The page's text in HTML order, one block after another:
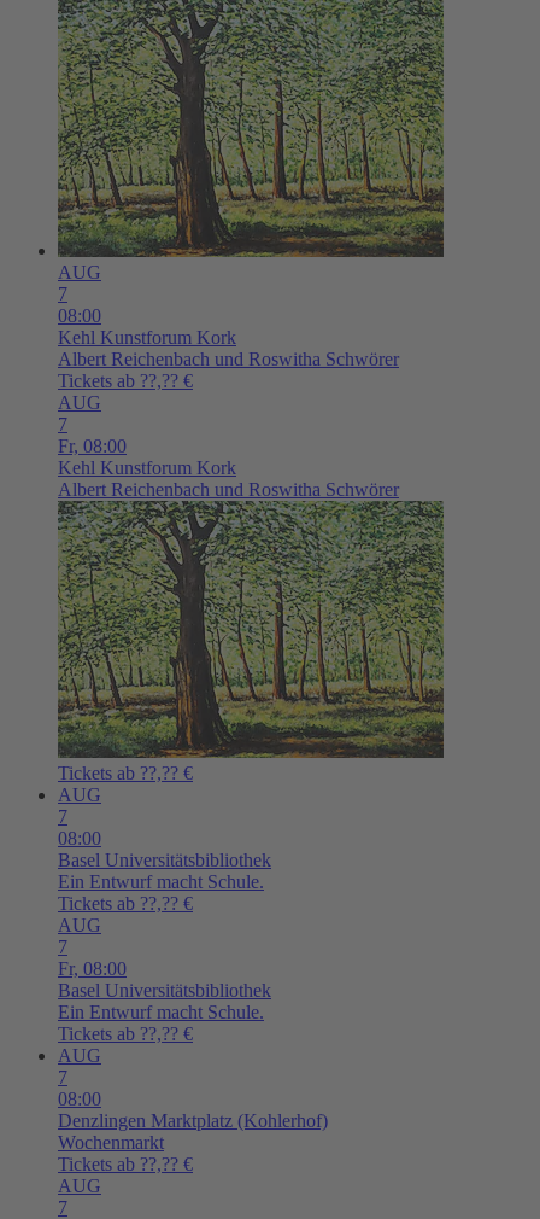
AUG
7
08:00
Kehl Kunstforum Kork
Albert Reichenbach und Roswitha Schwörer
Tickets ab ??,?? €
AUG
7
Fr, 08:00
Kehl Kunstforum Kork
Albert Reichenbach und Roswitha Schwörer
Tickets ab ??,?? €
AUG
7
08:00
Basel Universitätsbibliothek
Ein Entwurf macht Schule.
Tickets ab ??,?? €
AUG
7
Fr, 08:00
Basel Universitätsbibliothek
Ein Entwurf macht Schule.
Tickets ab ??,?? €
AUG
7
08:00
Denzlingen Marktplatz (Kohlerhof)
Wochenmarkt
Tickets ab ??,?? €
AUG
7